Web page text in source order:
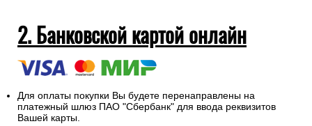
2. Банковской картой онлайн
Для оплаты покупки Вы будете перенаправлены на
платежный шлюз ПАО "Сбербанк" для ввода реквизитов
Вашей карты.